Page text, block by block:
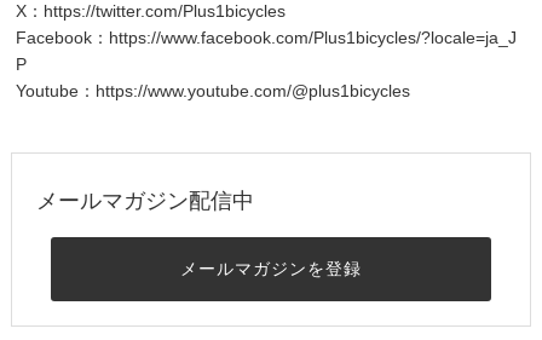
X： https://twitter.com/Plus1bicycles
Facebook： https://www.facebook.com/Plus1bicycles/?locale=ja_J
P
Youtube： https://www.youtube.com/@plus1bicycles
メールマガジン配信中
メールマガジンを登録